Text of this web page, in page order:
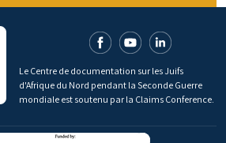
Le Centre de documentation sur les Juifs
d'Afrique du Nord pendant la Seconde Guerre
mondiale est soutenu par la Claims Conference.